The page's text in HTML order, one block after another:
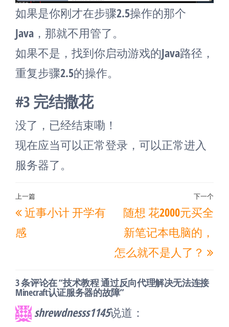
如果是你刚才在步骤2.5操作的那个
Java，那就不用管了。
如果不是，找到你启动游戏的Java路径，
重复步骤2.5的操作。
#3 完结撒花
没了，已经结束嘞！
现在应当可以正常登录，可以正常进入
服务器了。
文
章
导
上
一
篇
章
上一篇
近事小计 开学有
感
下
下一个
随想 花2000元买全
新笔记本电脑的，
怎么就不是人了？
3 条评论在 “技术教程 通过反向代理解决无法连接
Minecraft认证服务器的故障”
shrewdnesss1145说道：